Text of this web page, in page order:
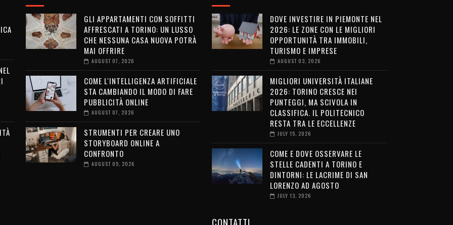
GLI APPARTAMENTI CON SOFFITTI
AFFRESCATI A TORINO: UN LUSSO
CHE NESSUNA CASA NUOVA POTRÀ
MAI OFFRIRE
AUGUST 07, 2026
COME L'INTELLIGENZA ARTIFICIALE
STA CAMBIANDO IL MODO DI FARE
PUBBLICITÀ ONLINE
AUGUST 07, 2026
STRUMENTI PER CREARE UNO
STORYBOARD ONLINE A
CONFRONTO
AUGUST 05, 2026
DOVE INVESTIRE IN PIEMONTE NEL
2026: LE ZONE CON LE MIGLIORI
OPPORTUNITÀ TRA IMMOBILI,
TURISMO E IMPRESE
AUGUST 03, 2026
MIGLIORI UNIVERSITÀ ITALIANE
2026: TORINO CRESCE NEI
PUNTEGGI, MA SCIVOLA IN
CLASSIFICA. IL POLITECNICO
RESTA TRA LE ECCELLENZE
JULY 15, 2026
COME E DOVE OSSERVARE LE
STELLE CADENTI A TORINO E
DINTORNI: LE LACRIME DI SAN
LORENZO AD AGOSTO
JULY 13, 2026
CONTATTI